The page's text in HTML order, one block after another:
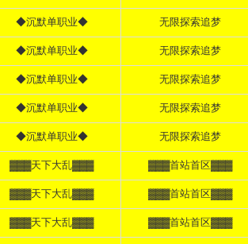
◆沉默单职业◆ 无限探索追梦
◆沉默单职业◆ 无限探索追梦
◆沉默单职业◆ 无限探索追梦
◆沉默单职业◆ 无限探索追梦
◆沉默单职业◆ 无限探索追梦
▓▓▓天下大乱▓▓▓ ▓▓▓首站首区▓▓▓
▓▓▓天下大乱▓▓▓ ▓▓▓首站首区▓▓▓
▓▓▓天下大乱▓▓▓ ▓▓▓首站首区▓▓▓